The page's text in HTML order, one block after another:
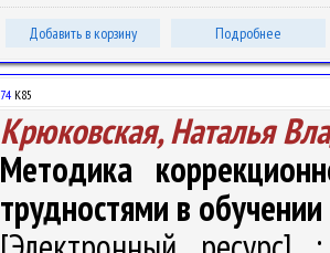
Добавить в корзину Подробнее
74 К85
Крюковская, Наталья
Методика
трудностями в обучении